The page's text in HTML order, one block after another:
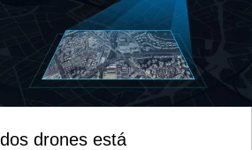
drones está